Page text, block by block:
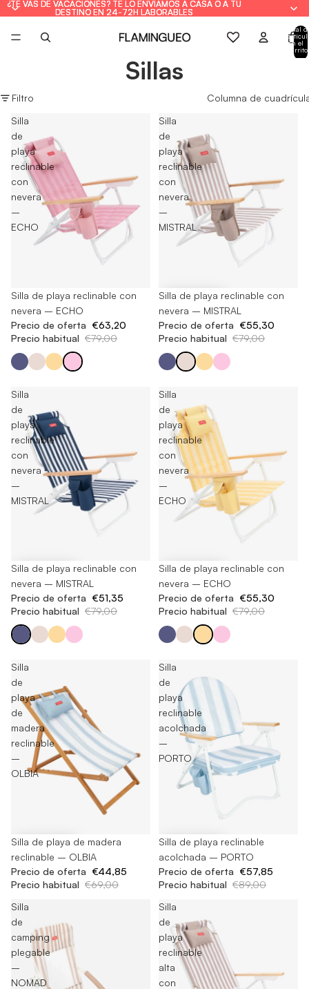
¿TE VAS DE VACACIONES? TE LO ENVIAMOS A CASA O A TU
DESTINO EN 24-72H LABORABLES
¿TE VAS DE VACACIONES? TE LO ENVIAMOS A CASA O A TU
DESTINO EN 24-72H LABORABLES
Total
en el
carrito:
Sillas
Filtro
Columna de
Silla
de
playa
reclinable
con
nevera
–
ECHO
Agotado
Silla de playa reclinable con
nevera – ECHO
Precio de oferta €63,20
Precio habitual €79,00
Silla
de
playa
reclinable
con
nevera
–
MISTRAL
-30%
Silla de playa reclinable con
nevera – MISTRAL
Precio de oferta €55,30
Precio habitual €79,00
Silla
de
playa
reclinable
con
nevera
–
MISTRAL
-35%
Silla de playa reclinable con
nevera – MISTRAL
Precio de oferta €51,35
Precio habitual €79,00
Silla
de
playa
reclinable
con
nevera
–
ECHO
-30%
Silla de playa reclinable con
nevera – ECHO
Precio de oferta €55,30
Precio habitual €79,00
Silla
de
playa
de
madera
reclinable
–
OLBIA
-35%
Silla de playa de madera
reclinable – OLBIA
Precio de oferta €44,85
Precio habitual €69,00
Silla
de
playa
reclinable
acolchada
–
PORTO
-35%
Silla de playa reclinable
acolchada – PORTO
Precio de oferta €57,85
Precio habitual €89,00
Silla
de
camping
plegable
–
NOMAD
Silla
de
playa
reclinable
alta
con